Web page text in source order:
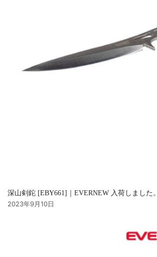
深山剣鉈 [EBY661]｜EVERNEW 入荷しました。
2023年9月10日